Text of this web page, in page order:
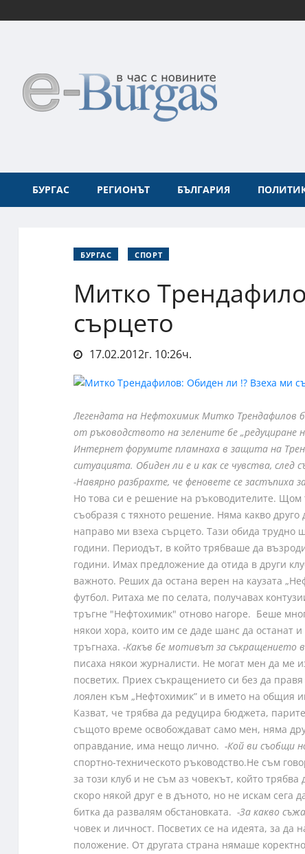
БУРГАС РЕГИОНЪТ БЪЛГАРИЯ
БУРГАС СПОРТ
Митко
сърцето
17.02.2012г. 10:26ч.
Легендата на Нефтохимик Митко Трендафилов
от ръководството на зелените бе „редуциране
Интернет форумите пламнаха в защита на
ситуацията. Обиден ли е и как се чувства,
-Навярно разбрахте, че феновете се застъпиха
Но това си е решение на ръководителите. Щом
съобразя с тяхното решение. Няма какво друго
направо ми взеха сърцето. Тази обида трудно
години. Периодът, в който трябваше да
години. Имах предложение да отида в други
важното. Реших да остана верен на каузата
футбол. Ритаха ме по селата, получавах
тръгне "Нефтохимик" отново нагоре. Беше
някои хора, които им се даде шанс да останат
тръгнаха. -Какъв бе мотивът за съкращението
писаха някои журналисти. Не могат мен да ме
посветих. Приех съкращението си без да
лоялен към „Нефтохимик” и в името на общия
Казват, че трябва да редуцира бюджета,
същото време освобождават само мен, няма
оправдание, има нещо лично. -Кой ви съобщи
спортно-техническото ръководство.Не съм
за този клуб и не съм аз човекът, който
скоро някой друг е в дъното, но не искам сега
битка да развалям обстановката. -За какво
човек и личност. Посветих се на идеята, за
положение. От другата страна нямаше